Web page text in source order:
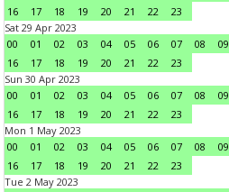
16
17 18 19 20 21 22
23
Sat 29 Apr 2023
00
01 02 03 04 05 06 07 08 09
16
17 18 19 20 21 22
23
Sun 30 Apr 2023
00
01 02 03 04 05 06 07 08 09
16
17 18 19 20 21 22
23
Mon 1 May 2023
00
01 02 03 04 05 06 07 08 09
16
17 18 19 20 21 22
23
Tue 2 May 2023